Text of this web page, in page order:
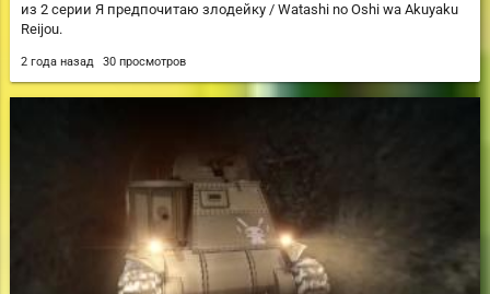
из 2 серии Я предпочитаю злодейку / Watashi no Oshi wa Akuyaku
Reijou.
2 года назад 30 просмотров